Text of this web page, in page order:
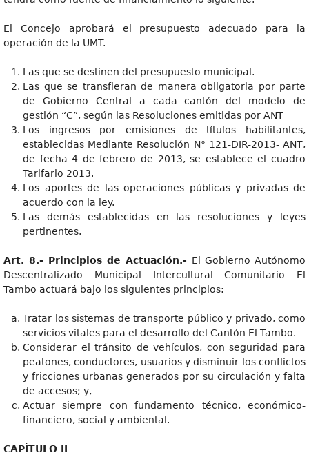
El Concejo aprobará el presupuesto adecuado para la
operación de la UMT.
Las que se destinen del presupuesto municipal.
Las que se transfieran de manera obligatoria por parte
de Gobierno Central a cada cantón del modelo de
gestión “C”, según las Resoluciones emitidas por ANT
Los ingresos por emisiones de títulos habilitantes,
establecidas Mediante Resolución N° 121-DIR-2013- ANT,
de fecha 4 de febrero de 2013, se establece el cuadro
Tarifario 2013.
Los aportes de las operaciones públicas y privadas de
acuerdo con la ley.
Las demás establecidas en las resoluciones y leyes
pertinentes.
Art. 8.- Principios de Actuación.- El Gobierno Autónomo
Descentralizado Municipal Intercultural Comunitario El
Tambo actuará bajo los siguientes principios:
Tratar los sistemas de transporte público y privado, como
servicios vitales para el desarrollo del Cantón El Tambo.
Considerar el tránsito de vehículos, con seguridad para
peatones, conductores, usuarios y disminuir los conflictos
y fricciones urbanas generados por su circulación y falta
de accesos; y,
Actuar siempre con fundamento técnico, económico-
financiero, social y ambiental.
CAPÍTULO II